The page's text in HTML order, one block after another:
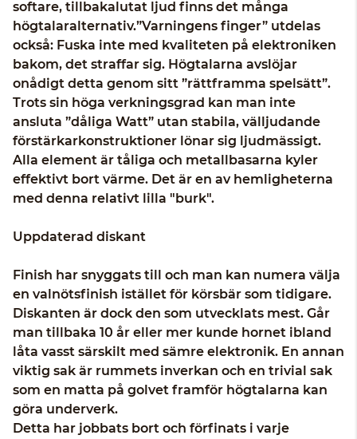
softare, tillbakalutat ljud finns det många
högtalaralternativ.”Varningens finger” utdelas
också: Fuska inte med kvaliteten på elektroniken
bakom, det straffar sig. Högtalarna avslöjar
onådigt detta genom sitt ”rättframma spelsätt”.
Trots sin höga verkningsgrad kan man inte
ansluta ”dåliga Watt” utan stabila, välljudande
förstärkarkonstruktioner lönar sig ljudmässigt.
Alla element är tåliga och metallbasarna kyler
effektivt bort värme. Det är en av hemligheterna
med denna relativt lilla "burk".
Uppdaterad diskant
Finish har snyggats till och man kan numera välja
en valnötsfinish istället för körsbär som tidigare.
Diskanten är dock den som utvecklats mest. Går
man tillbaka 10 år eller mer kunde hornet ibland
låta vasst särskilt med sämre elektronik. En annan
viktig sak är rummets inverkan och en trivial sak
som en matta på golvet framför högtalarna kan
göra underverk.
Detta har jobbats bort och förfinats i varje